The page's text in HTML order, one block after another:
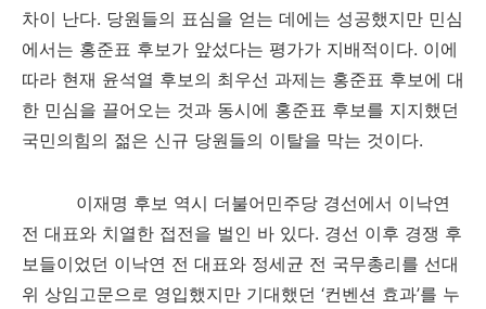
차이 난다. 당원들의 표심을 얻는 데에는 성공했지만 민심
에서는 홍준표 후보가 앞섰다는 평가가 지배적이다. 이에
따라 현재 윤석열 후보의 최우선 과제는 홍준표 후보에 대
한 민심을 끌어오는 것과 동시에 홍준표 후보를 지지했던
국민의힘의 젊은 신규 당원들의 이탈을 막는 것이다.
이재명 후보 역시 더불어민주당 경선에서 이낙연
전 대표와 치열한 접전을 벌인 바 있다. 경선 이후 경쟁 후
보들이었던 이낙연 전 대표와 정세균 전 국무총리를 선대
위 상임고문으로 영입했지만 기대했던 ‘컨벤션 효과’를 누